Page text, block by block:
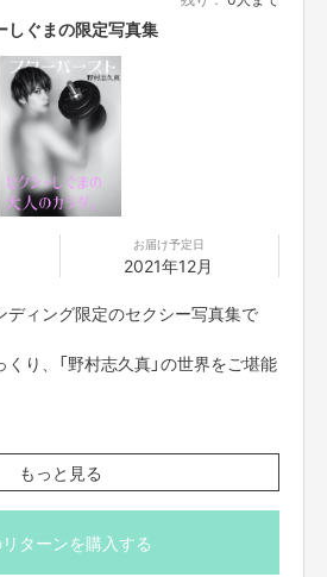
ホストという立ち位置で、 いろいろな芸人
とを手伝わせていただきます!
のチャンネルには
られてしまいます。
スポンサーになっていただけるこのクラウド
いただくことにしました！
一緒に最強スターバーストというコント番組
スト立ち上げ
トのYouTubeチャンネル開設
稿
ルの登録者数1,000人突破
ンネルに登録される
しぐまの限定写真集
お届け予定日
2021年12月
ディング限定のセクシー写真集で
り、「野村志久真」の世界をご堪能
もっと見る
リターンを購入する